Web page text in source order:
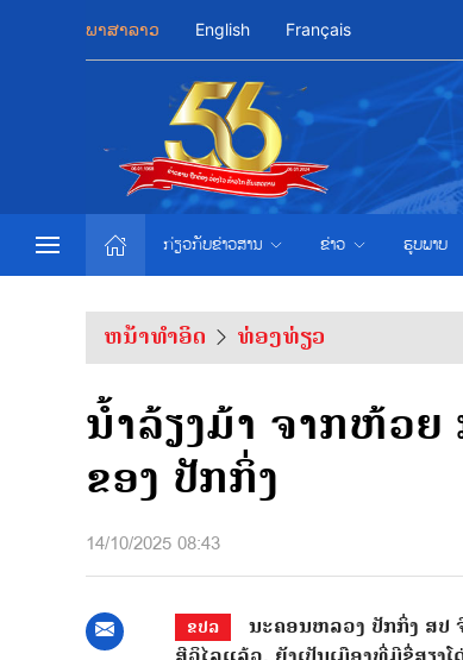
ພາສາລາວ English Français
ກ່ຽວກັບຂ່າວສານ ຂ່າວ ຮູບພາບ
ຫນ້າທຳອິດ ທ່ອງທ່ຽວ
ນ້ຳລ້ຽງມ້າ ຈາກຫ້ວ
ຂອງ ປັກກິ່ງ
14/10/2025 08:43
ຂປລ
ນະຄອນຫລວງ ປັກກິ່ງ ສປ